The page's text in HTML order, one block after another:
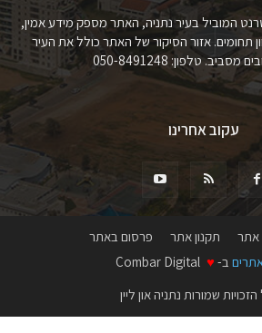
המוביל בעיר נתניה, האתר מספק מידע אמין,
תחומים. אזור הסיקור של האתר כולל את העיר
טלפון: 050-8491248
עקוב אחרינו
תקנון אתר
פרסום באתר
ב- ♥
שמורות נתניה און ליין